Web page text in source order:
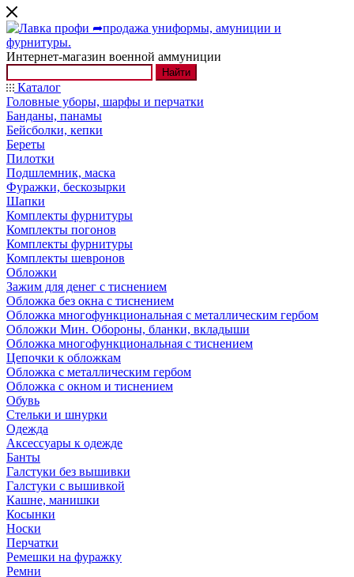
Интернет-магазин военной аммуниции
Найти
Каталог
Головные уборы, шарфы и перчатки
Банданы, панамы
Бейсболки, кепки
Береты
Пилотки
Подшлемник, маска
Фуражки, бескозырки
Шапки
Комплекты фурнитуры
Комплекты погонов
Комплекты фурнитуры
Комплекты шевронов
Обложки
Зажим для денег с тиснением
Обложка без окна с тиснением
Обложка многофункциональная с металлическим гербом
Обложки Мин. Обороны, бланки, вкладыши
Обложка многофункциональная с тиснением
Цепочки к обложкам
Обложка с металлическим гербом
Обложка с окном и тиснением
Обувь
Стельки и шнурки
Одежда
Аксессуары к одежде
Банты
Галстуки без вышивки
Галстуки с вышивкой
Кашне, манишки
Косынки
Носки
Перчатки
Ремешки на фуражку
Ремни